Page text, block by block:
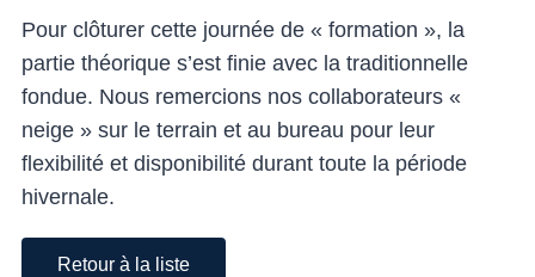
Pour clôturer cette journée de « formation », la
partie théorique s’est finie avec la traditionnelle
fondue. Nous remercions nos collaborateurs «
neige » sur le terrain et au bureau pour leur
flexibilité et disponibilité durant toute la période
hivernale.
Retour à la liste